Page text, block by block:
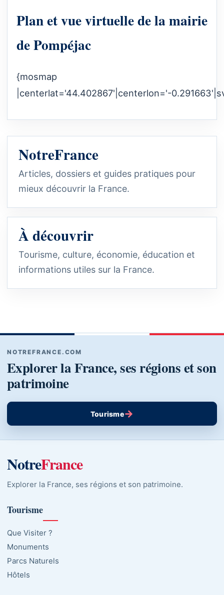
Plan et vue virtuelle de la mairie
de Pompéjac
{mosmap
|centerlat='44.402867'|centerlon='-
NotreFrance
Articles, dossiers et guides pratiques pour
mieux découvrir la France.
À découvrir
Tourisme, culture, économie, éducation et
informations utiles sur la France.
NOTREFRANCE.COM
Explorer la France, ses régions et son
patrimoine
Tourisme→
NotreFrance
Explorer la France, ses régions et son patrimoine.
Tourisme
Que Visiter ?
Monuments
Parcs Naturels
Hôtels